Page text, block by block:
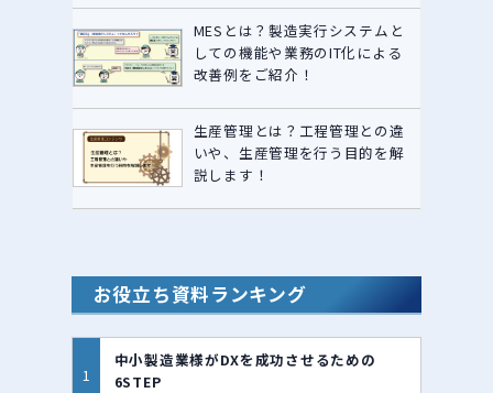
MESとは？製造実行システムと
しての機能や業務のIT化による
改善例をご紹介！
生産管理とは？工程管理との違
いや、生産管理を行う目的を解
説します！
お役立ち資料ランキング
中小製造業様がDXを成功させるための
6STEP